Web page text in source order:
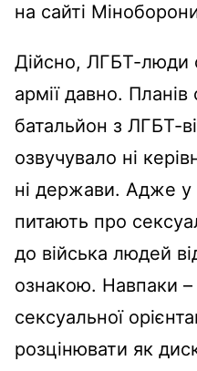
на сайті
Дійсно, ЛГБТ-люди
армії давно.
батальйон з ЛГБТ-
озвучувало ні
ні держави. Адже у
питають про
до війська людей
ознакою. Навпаки –
сексуальної
розцінювати як